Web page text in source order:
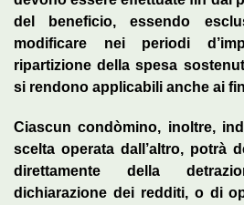
del beneficio, essendo
modificare nei periodi
ripartizione della spesa
si rendono applicabili anche ai
Ciascun condòmino, inoltre,
scelta operata dall’altro, potrà
direttamente della
dichiarazione dei redditi, o di